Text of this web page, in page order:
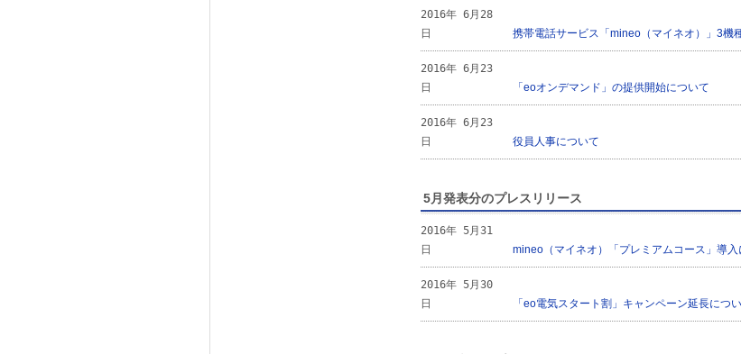
2016年 6月28
日
携帯電話サービス「mineo（マイネオ）」3機
2016年 6月23
日
「eoオンデマンド」の提供開始について
2016年 6月23
日
役員人事について
5月発表分のプレスリリース
2016年 5月31
日
mineo（マイネオ）「プレミアムコース」導入
2016年 5月30
日
「eo電気スタート割」キャンペーン延長につ